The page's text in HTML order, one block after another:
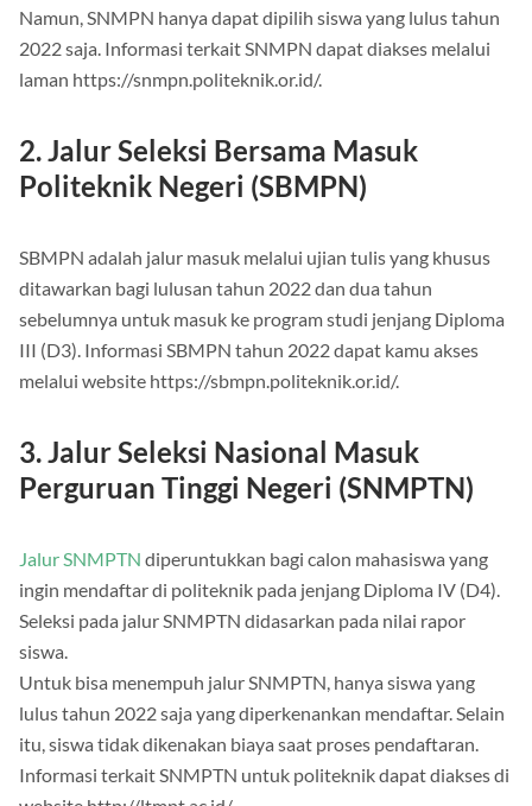
Namun, SNMPN hanya dapat dipilih siswa yang lulus tahun
2022 saja. Informasi terkait SNMPN dapat diakses melalui
laman https://snmpn.politeknik.or.id/.
2. Jalur Seleksi Bersama Masuk
Politeknik Negeri (SBMPN)
SBMPN adalah jalur masuk melalui ujian tulis yang khusus
ditawarkan bagi lulusan tahun 2022 dan dua tahun
sebelumnya untuk masuk ke program studi jenjang Diploma
III (D3). Informasi SBMPN tahun 2022 dapat kamu akses
melalui website https://sbmpn.politeknik.or.id/.
3. Jalur Seleksi Nasional Masuk
Perguruan Tinggi Negeri (SNMPTN)
Jalur SNMPTN diperuntukkan bagi calon mahasiswa yang
ingin mendaftar di politeknik pada jenjang Diploma IV (D4).
Seleksi pada jalur SNMPTN didasarkan pada nilai rapor
siswa.
Untuk bisa menempuh jalur SNMPTN, hanya siswa yang
lulus tahun 2022 saja yang diperkenankan mendaftar. Selain
itu, siswa tidak dikenakan biaya saat proses pendaftaran.
Informasi terkait SNMPTN untuk politeknik dapat diakses di